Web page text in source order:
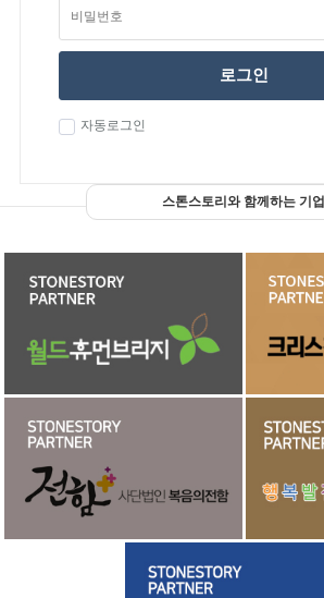
로그인
자동로그인
스톤스토리와 함께하는 기업